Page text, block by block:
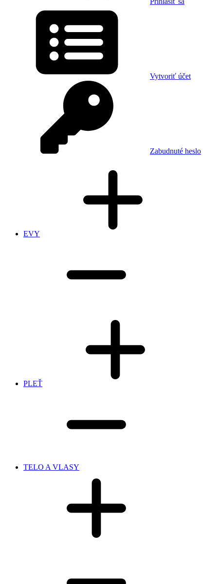
Vytvoriť účet
Zabudnuté heslo
EVY
PLEŤ
TELO A VLASY